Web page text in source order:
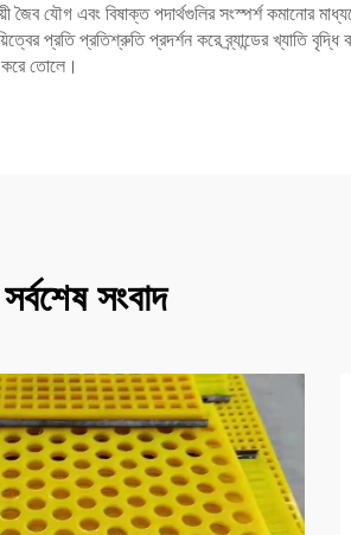
যৌগ এবং বিষাক্ত পদার্থগুলির সংস্পর্শ কমানোর
প্রতি প্রতিশ্রুতি প্রদর্শন করে ব্র্যান্ডের খ্যাতি
তোলে।
সর্বশেষ সংবাদ